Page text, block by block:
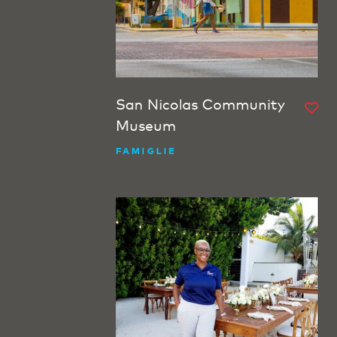
San Nicolas Community
Museum
FAMIGLIE